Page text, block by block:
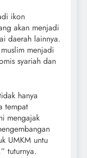
ikon
akan menjadi
daerah lainnya.
menjadi
syariah dan
hanya
tempat
mengajak
UMKM untu
tuturnya.